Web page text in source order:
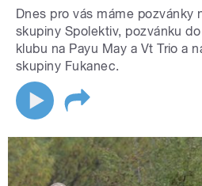
Dnes pro vás máme pozvánky
skupiny Spolektiv, pozvánku
klubu na Payu May a Vt Trio a
skupiny Fukanec.